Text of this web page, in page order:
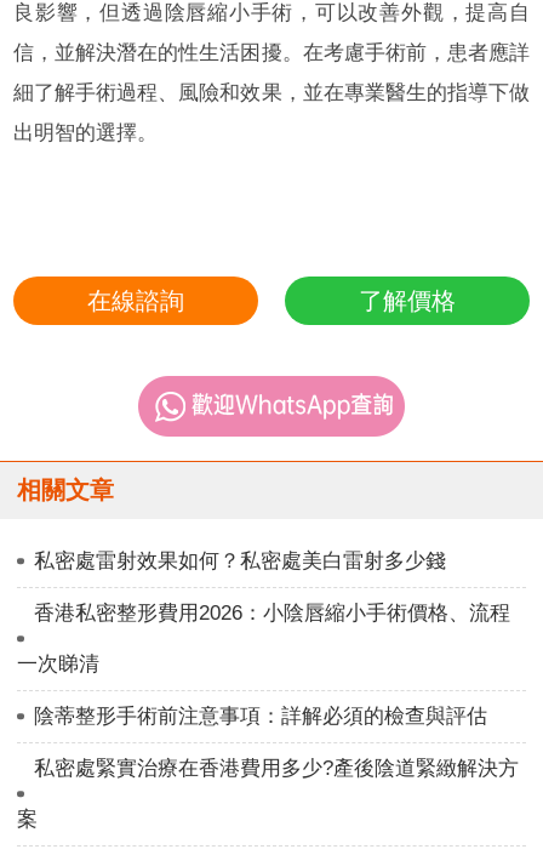
良影響，但透過陰唇縮小手術，可以改善外觀，提高自
信，並解決潛在的性生活困擾。在考慮手術前，患者應詳
細了解手術過程、風險和效果，並在專業醫生的指導下做
出明智的選擇。
在線諮詢 了解價格
相關文章
私密處雷射效果如何？私密處美白雷射多少錢
香港私密整形費用2026：小陰唇縮小手術價格、流程
一次睇清
陰蒂整形手術前注意事項：詳解必須的檢查與評估
私密處緊實治療在香港費用多少?產後陰道緊緻解決方
案